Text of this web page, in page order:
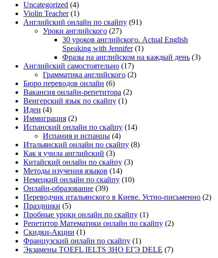
Uncategorized (4)
Violin Teacher(1)
Английский онлайн по скайпу (91)
Уроки английского (27)
30 уроков английского. Actual English
Speaking with Jennifer(1)
Фразы на английском на каждый день (3)
Английский самостоятельно (17)
Грамматика английского (2)
Бюро переводов онлайн (6)
Вакансия онлайн-репетитора (2)
Венгерский язык по скайпу (1)
Идеи (4)
Иммиграция (2)
Испанский онлайн по скайпу (14)
Испания и испанцы (4)
Итальянский онлайн по скайпу (8)
Как я учила английский (3)
Китайский онлайн по скайпу (3)
Методы изучения языков (14)
Немецкий онлайн по скайпу (10)
Онлайн-образование (39)
Переводчик итальянского в Киеве. Устно-письменно (2)
Праздники (5)
Пробные уроки онлайн по скайпу (1)
Репетитор Математики онлайн по скайпу (2)
Скидки-Акции (1)
Французский онлайн по скайпу (1)
Экзамены TOEFL IELTS ЗНО ЕГЭ DELE (7)